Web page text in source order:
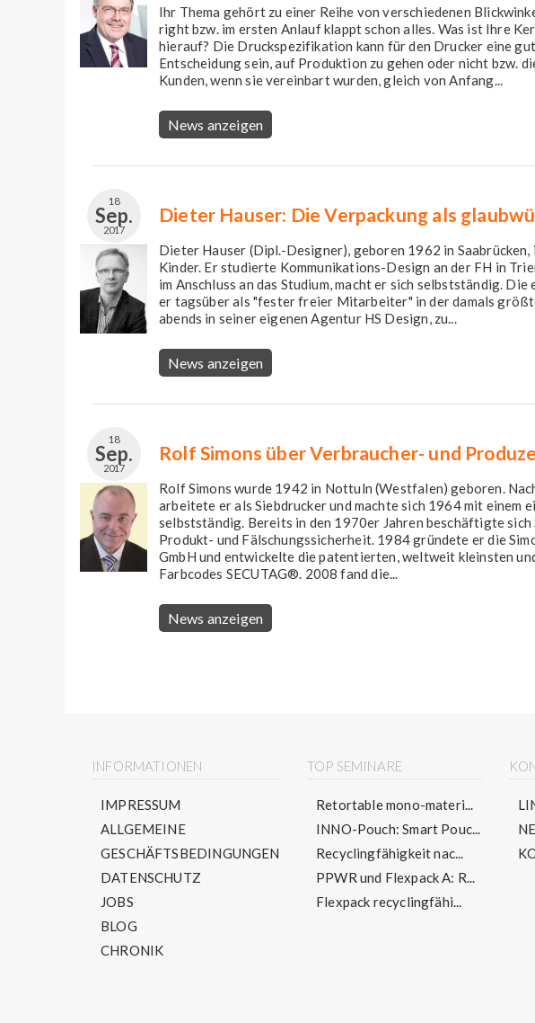
Ihr Thema gehört zu einer Reihe von verschiedenen
right bzw. im ersten Anlauf klappt schon alles. Was ist Ihre
hierauf? Die Druckspezifikation kann für den Drucker eine
Entscheidung sein, auf Produktion zu gehen oder nicht bzw.
Kunden, wenn sie vereinbart wurden, gleich von Anfang...
News anzeigen
18
Sep.
2017
Dieter Hauser: Die Verpackung als
Dieter Hauser (Dipl.-Designer), geboren 1962 in
Kinder. Er studierte Kommunikations-Design an der FH in
im Anschluss an das Studium, macht er sich selbstständig.
er tagsüber als "fester freier Mitarbeiter" in der damals
abends in seiner eigenen Agentur HS Design, zu...
News anzeigen
18
Sep.
2017
Rolf Simons über Verbraucher- und
Rolf Simons wurde 1942 in Nottuln (Westfalen) geboren.
arbeitete er als Siebdrucker und machte sich 1964 mit einem
selbstständig. Bereits in den 1970er Jahren beschäftigte sich
Produkt- und Fälschungssicherheit. 1984 gründete er die
GmbH und entwickelte die patentierten, weltweit kleinsten
Farbcodes SECUTAG®. 2008 fand die...
News anzeigen
INFORMATIONEN
IMPRESSUM
ALLGEMEINE
GESCHÄFTSBEDINGUNGEN
DATENSCHUTZ
JOBS
BLOG
CHRONIK
TOP SEMINARE
Retortable mono-materi...
INNO-Pouch: Smart Pouc...
Recyclingfähigkeit nac...
PPWR und Flexpack A: R...
Flexpack recyclingfähi...